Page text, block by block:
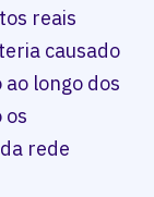
reais
causado
longo dos
os
rede